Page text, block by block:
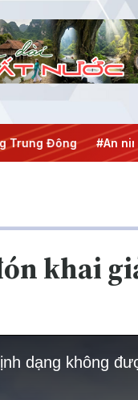
ninh năng lượng
khai
dạng không